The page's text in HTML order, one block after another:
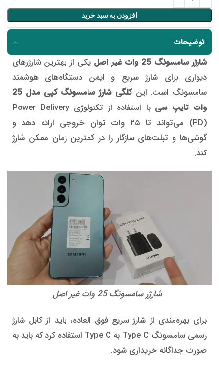
افزودن به سبد خرید
توضیحات
شارژر سامسونگ 25 وات غیر اصل
یکی از بهترین شارژرهای
دیواری برای شارژ سریع و ایمن دستگاه‌های هوشمند
سامسونگ است. این
کلگی شارژ سامسونگ کپی مدل 25
وات تایپ سی
با استفاده از تکنولوژی Power Delivery
(PD) می‌تواند تا ۲۵ وات توان خروجی ارائه دهد و
گوشی‌ها و تبلت‌های سازگار را در کمترین زمان ممکن شارژ
کند.
شارژر سامسونگ 25 وات غیر اصل
برای بهره‌مندی از شارژ سریع فوق العاده، باید از کابل شارژ
رسمی سامسونگ Type C به Type C استفاده کرد که باید به
صورت جداگانه خریداری شود.